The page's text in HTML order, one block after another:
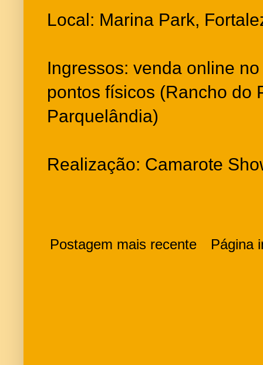
Local: Marina Park,
Ingressos: venda online
pontos físicos (Rancho do
Parquelândia)
Realização: Camarote
Postagem mais recente Página